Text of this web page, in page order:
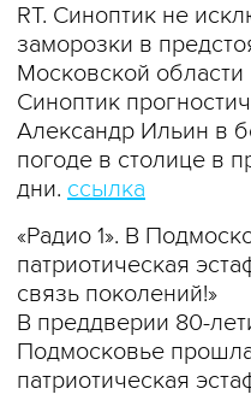
RT. Синоптик не
заморозки в
Московской области
Синоптик
Александр Ильин в
погоде в столице в
дни. ссылка
«Радио 1». В
патриотическая
связь поколений!»
В преддверии 80-
Подмосковье
патриотическая